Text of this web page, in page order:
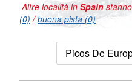
Altre località in Spain
(0) /buona pista (0)
Picos De